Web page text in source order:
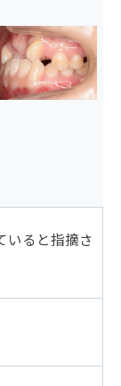
いると指摘さ